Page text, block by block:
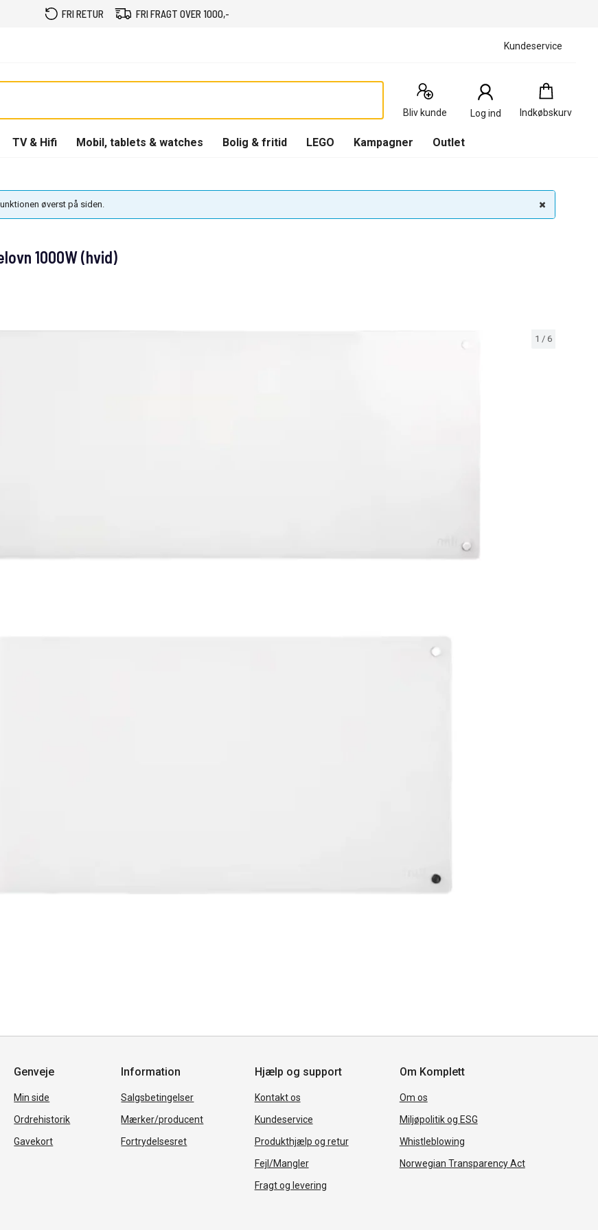
FRI RETUR FRI FRAGT OVER 1000,-
Kundeservice
Bliv kunde Log ind Indkøbskurv
Indkøbskurv
0
Produkter
TV & Hifi Mobil, tablets & watches Bolig & fritid LEGO Kampagner Outlet
øverst på siden.
1 / 6
1000W (hvid)
Genveje
Min side
Ordrehistorik
Gavekort
Information
Salgsbetingelser
Mærker/producent
Fortrydelsesret
Hjælp og support
Kontakt os
Kundeservice
Produkthjælp og retur
Fejl/Mangler
Fragt og levering
Om Komplett
Om os
Miljøpolitik og ESG
Whistleblowing
Norwegian Transparency Act